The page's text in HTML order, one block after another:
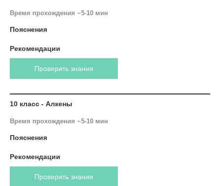
Время прохождения ~5-10 мин
Пояснения
Рекомендации
Проверить знания
10 класс - Алкены
Время прохождения ~5-10 мин
Пояснения
Рекомендации
Проверить знания